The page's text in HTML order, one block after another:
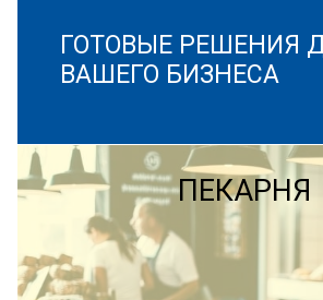
ГОТОВЫЕ РЕШЕНИЯ
ВАШЕГО БИЗНЕСА
ПЕКАРНЯ